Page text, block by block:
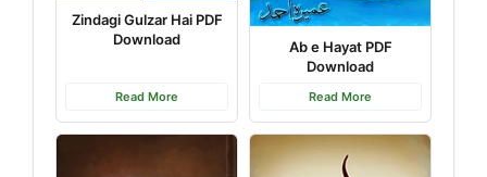
Zindagi Gulzar Hai PDF
Download
Read More
Ab e Hayat PDF
Download
Read More